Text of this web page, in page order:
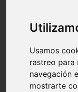
Usamos
rastreo para
navegación
mostrarte
Teruel - sarrión
Cádiz -
Madrid - madrid
Asturias - oviedo
Cádiz - el-
Asturias - aller